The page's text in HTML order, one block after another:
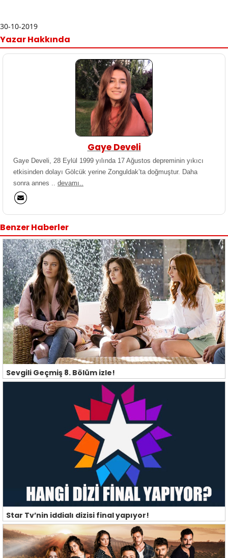
30-10-2019
Yazar Hakkında
Gaye Develi
Gaye Develi, 28 Eylül 1999 yılında 17 Ağustos depreminin yıkıcı
etkisinden dolayı Gölcük yerine Zonguldak’ta doğmuştur. Daha
sonra annes .. devamı..
Benzer Haberler
Sevgili Geçmiş 8. Bölüm izle!
Star Tv’nin iddialı dizisi final yapıyor!